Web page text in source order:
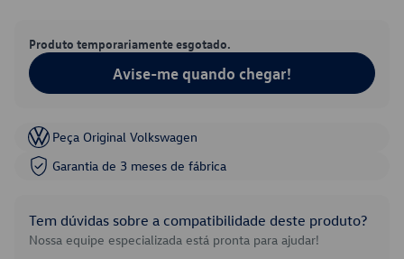
Produto temporariamente esgotado.
Avise-me quando chegar!
Peça Original Volkswagen
Garantia de 3 meses de fábrica
Tem dúvidas sobre a compatibilidade deste produto?
Nossa equipe especializada está pronta para ajudar!